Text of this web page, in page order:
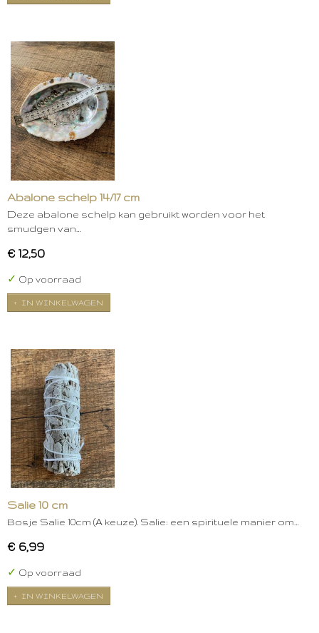
Abalone schelp 14/17 cm
Deze abalone schelp kan gebruikt worden voor het
smudgen van…
€ 12,50
✓ Op voorraad
IN WINKELWAGEN
Salie 10 cm
Bosje Salie 10cm (A keuze). Salie: een spirituele manier om…
€ 6,99
✓ Op voorraad
IN WINKELWAGEN